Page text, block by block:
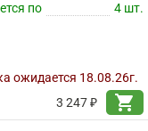
по
4 шт.
ожидается 18.08.26г.
3 247 ₽
shopping_cart